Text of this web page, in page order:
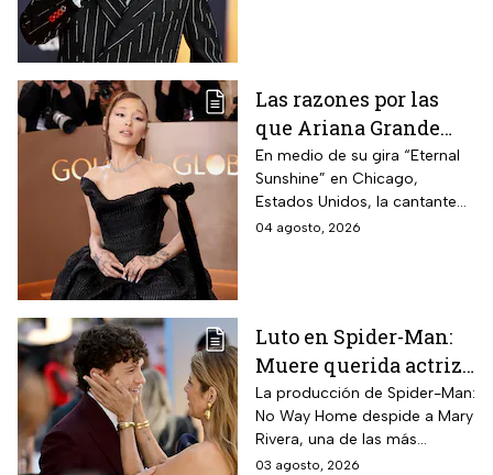
Las razones por las
que Ariana Grande
hará una pausa en su
carrera
En medio de su gira “Eternal
Sunshine” en Chicago,
Estados Unidos, la cantante
informó a sus fanáticos que
04 agosto, 2026
Luto en Spider-Man:
Muere querida actriz
por derrame cerebral;
esto se sabe
La producción de Spider-Man:
No Way Home despide a Mary
Rivera, una de las más
queridas actrices que dieron
03 agosto, 2026